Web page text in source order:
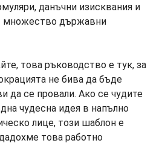
данъчни изисквания и
множество държавни
това ръководство е тук, за
не бива да бъде
да се провали. Ако се чудите
чудесна идея в напълно
лице, този шаблон е
това работно